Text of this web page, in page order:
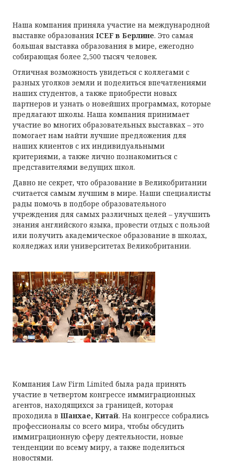
Наша компания приняла участие на международной
выставке образования ICEF в Берлине. Это самая
большая выставка образования в мире, ежегодно
собирающая более 2,500 тысяч человек.
Отличная возможность увидеться с коллегами с
разных уголков земли и поделиться впечатлениями
наших студентов, а также приобрести новых
партнеров и узнать о новейших программах, которые
предлагают школы. Наша компания принимает
участие во многих образовательных выставках – это
помогает нам найти лучшие предложения для
наших клиентов с их индивидуальными
критериями, а также лично познакомиться с
представителями ведущих школ.
Давно не секрет, что образование в Великобритании
считается самым лучшим в мире. Наши специалисты
рады помочь в подборе образовательного
учреждения для самых различных целей – улучшить
знания английского языка, провести отдых с пользой
или получить академическое образование в школах,
колледжах или университетах Великобритании.
Компания Law Firm Limited была рада принять
участие в четвертом конгрессе иммиграционных
агентов, находящихся за границей, которая
проходила в Шанхае, Китай. На конгрессе собрались
профессионалы со всего мира, чтобы обсудить
иммиграционную сферу деятельности, новые
тенденции по всему миру, а также поделиться
новостями.